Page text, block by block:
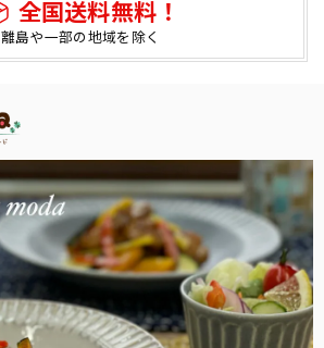
全国送料無料！
離島や一部の地域を除く